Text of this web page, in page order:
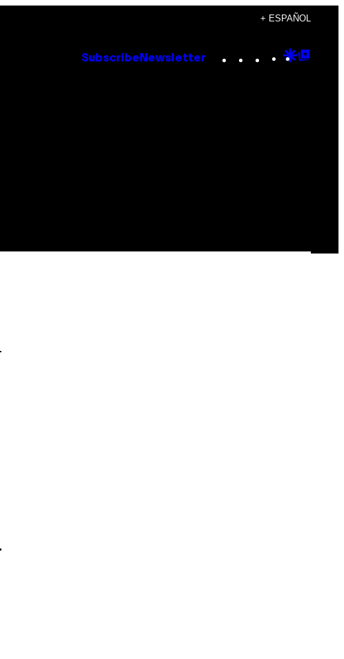
+ ESPAÑOL
Subscribe Newsletter Instagram
TikTok
YouTube
Google